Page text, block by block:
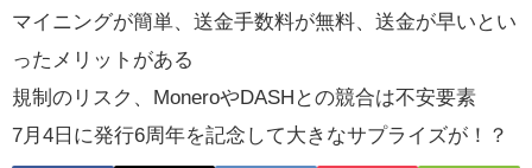
マイニングが簡単、送金手数料が無料、送金が早いとい
ったメリットがある
規制のリスク、MoneroやDASHとの競合は不安要素
7月4日に発行6周年を記念して大きなサプライズが！？